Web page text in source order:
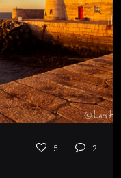
5 2